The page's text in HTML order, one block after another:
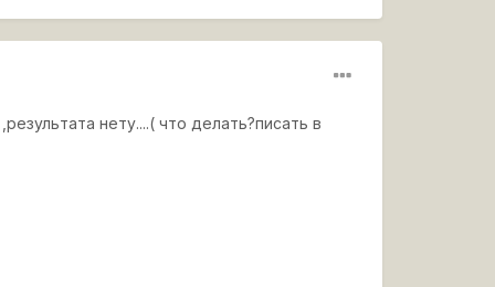
нету....( что делать?писать в